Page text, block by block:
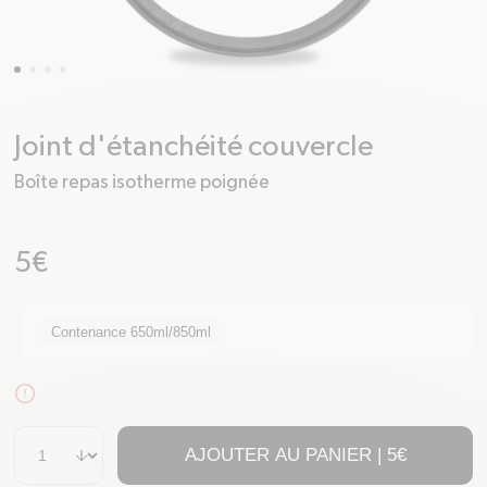
Joint d'étanchéité couvercle
Boîte repas isotherme poignée
Prix habituel
5€
Contenance 650ml/850ml
alert-circle
AJOUTER AU PANIER | 5€